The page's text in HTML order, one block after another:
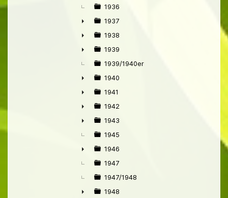
►
1936
►
1937
►
1938
►
1939
1939/1940er
►
1940
►
1941
►
1942
►
1943
1945
►
1946
1947
1947/1948
1948